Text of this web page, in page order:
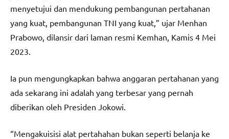
menyetujui dan mendukung pembangunan pertahanan
yang kuat, pembangunan TNI yang kuat,” ujar Menhan
Prabowo, dilansir dari laman resmi Kemhan, Kamis 4 Mei
2023.
Ia pun mengungkapkan bahwa anggaran pertahanan yang
ada sekarang ini adalah yang terbesar yang pernah
diberikan oleh Presiden Jokowi.
“Mengakuisisi alat pertahahan bukan seperti belanja ke